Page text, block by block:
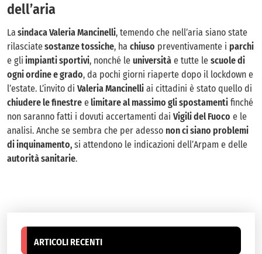
dell’aria
La sindaca Valeria Mancinelli, temendo che nell’aria siano state
rilasciatesostanze tossiche, ha chiuso preventivamente i parchi
e gli impianti sportivi, nonché le università e tutte le scuole di
ogni ordine e grado, da pochi giorni riaperte dopo il lockdown e
l’estate. L’invito di Valeria Mancinelli ai cittadini è stato quello di
chiudere le finestre e limitare al massimo gli spostamenti finché
non saranno fatti i dovuti accertamenti dai Vigili del Fuoco e le
analisi. Anche se sembra che per adesso non ci siano problemi
di inquinamento, si attendono le indicazioni dell’Arpam e delle
autorità sanitarie.
ARTICOLI RECENTI